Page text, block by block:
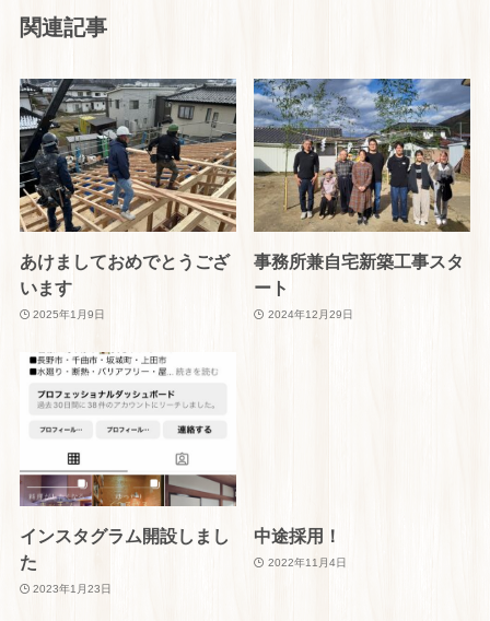
関連記事
あけましておめでとうござ
います
2025年1月9日
事務所兼自宅新築工事スタ
ート
2024年12月29日
インスタグラム開設しまし
た
2023年1月23日
中途採用！
2022年11月4日